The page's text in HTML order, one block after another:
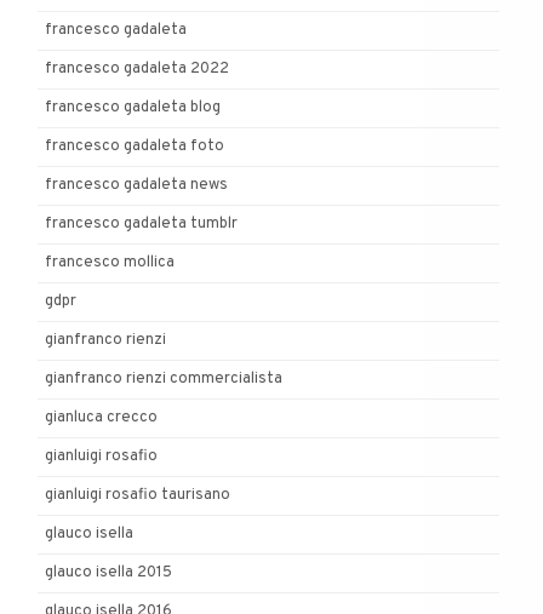
francesco gadaleta
francesco gadaleta 2022
francesco gadaleta blog
francesco gadaleta foto
francesco gadaleta news
francesco gadaleta tumblr
francesco mollica
gdpr
gianfranco rienzi
gianfranco rienzi commercialista
gianluca crecco
gianluigi rosafio
gianluigi rosafio taurisano
glauco isella
glauco isella 2015